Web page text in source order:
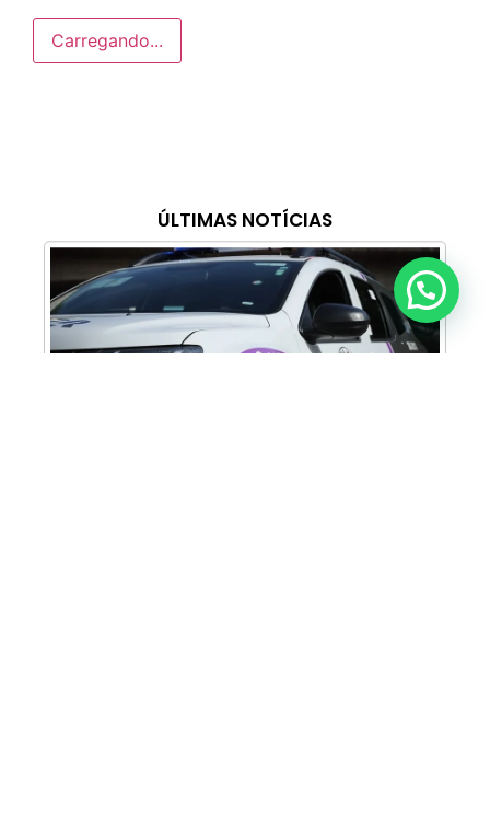
ÚLTIMAS NOTÍCIAS
Carregando...
Anunciar ou recomendar matéria